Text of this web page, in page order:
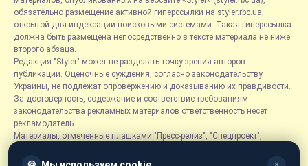
обязательно размещение активной гиперссылки на styler.rbc.ua,
открытой для индексации поисковыми системами. Такая гиперссылка
должна быть размещена непосредственно в тексте материала не ниже
второго абзаца.
Редакция "Styler" может не разделять точку зрения авторов
публикаций. Оценочные суждения, согласно законодательству
Украины, не подлежат опровержению и доказыванию их правдивости.
За достоверность, содержание и соответствие требованиям
законодательства рекламных материалов ответственность несет
рекламодатель.
Материалы, отмеченные плашками "Пресс-релиз", "Спецпроект",
размещаются на правах рекламы.